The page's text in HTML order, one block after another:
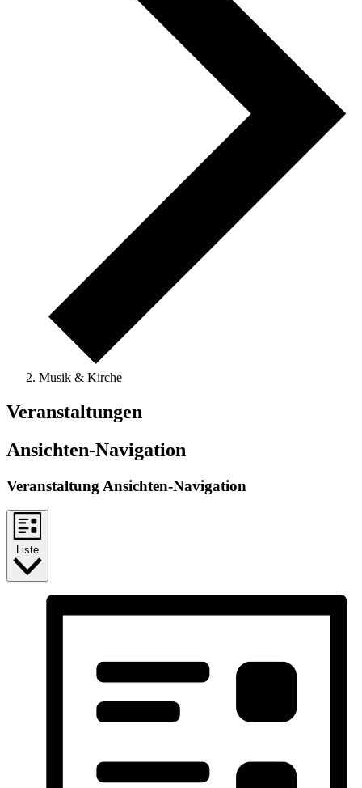
Musik & Kirche
Veranstaltungen
Ansichten-Navigation
Veranstaltung Ansichten-Navigation
Liste